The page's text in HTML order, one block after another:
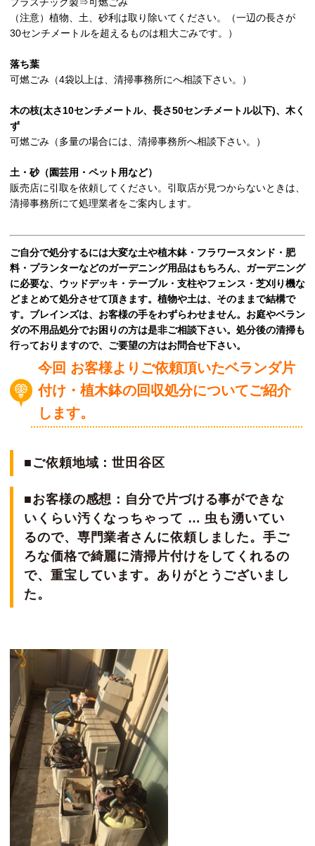
（注意）植物、土、砂利は取り除いてください。（一辺の長さが
30センチメートルを超えるものは粗大ごみです。）
落ち葉
可燃ごみ（4袋以上は、清掃事務所にへ相談下さい。）
木の枝(太さ10センチメートル、長さ50センチメートル以下)、木く
ず
可燃ごみ（多量の場合には、清掃事務所へ相談下さい。）
土・砂（園芸用・ペット用など）
販売店に引取を依頼してください。引取店が見つからないときは、
清掃事務所にて処理業者をご案内します。
ご自分で処分するには大変な土や植木鉢・フラワースタンド・肥
料・プランターなどのガーデニング用品はもちろん、ガーデニング
に必要な、ウッドデッキ ・テーブル・支柱やフェンス・芝刈り機な
どまとめて処分させて頂きます。植物や土は、そのままで結構で
す。ブレインズは、お客様の手をわずらわせません。お庭やベラン
ダの不用品処分でお困りの方は是非ご相談下さい。処分後の清掃も
行っておりますので、ご要望の方はお問合せ下さい。
今回 お客様よりご依頼頂いたベランダ片
付け・植木鉢の回収処分についてご紹介
します。
■ご依頼地域：世田谷区
■お客様の感想：自分で片づける事ができな
いくらい汚くなっちゃって … 虫も湧いてい
るので、専門業者さんに依頼しました。手ご
ろな価格で綺麗に清掃片付けをしてくれるの
で、重宝しています。ありがとうございまし
た。